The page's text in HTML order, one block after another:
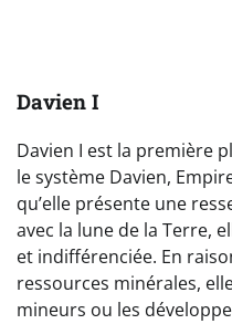
Davien I
Davien I est la première
le système Davien,
qu’elle présente une
avec la lune de la Terre,
et indifférenciée. En
ressources minérales,
mineurs ou les